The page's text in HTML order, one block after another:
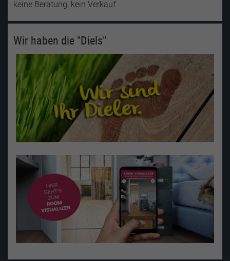
keine Beratung, kein Verkauf.
Wir haben die "Diels"